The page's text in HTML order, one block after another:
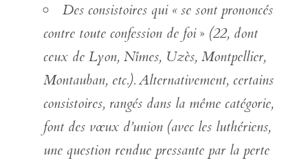
Des consistoires qui « se sont prononcés
contre toute confession de foi» (22, dont
ceux de Lyon, Nîmes, Uzès, Montpellier,
Montauban, etc.). Alternativement, certains
consistoires, rangés dans la même catégorie,
font des vœux d’union (avec les luthériens,
une question rendue pressante par la perte